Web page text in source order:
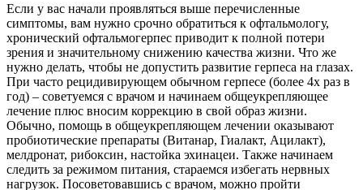
Если у вас начали проявляться выше перечисленные
симптомы, вам нужно срочно обратиться к офтальмологу,
хронический офтальмогерпес приводит к полной потери
зрения и значительному снижению качества жизни. Что же
нужно делать, чтобы не допустить развитие герпеса на глазах.
При часто рецидивирующем обычном герпесе (более 4х раз в
год) – советуемся с врачом и начинаем общеукрепляющее
лечение плюс вносим коррекцию в свой образ жизни.
Обычно, помощь в общеукрепляющем лечении оказывают
пробиотические препараты (Витанар, Гиалакт, Ацилакт),
мелдронат, рибоксин, настойка эхинацеи. Также начинаем
следить за режимом питания, стараемся избегать нервных
нагрузок. Посоветовавшись с врачом, можно пройти